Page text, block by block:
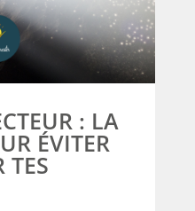
: LA
ÉVITER
TES